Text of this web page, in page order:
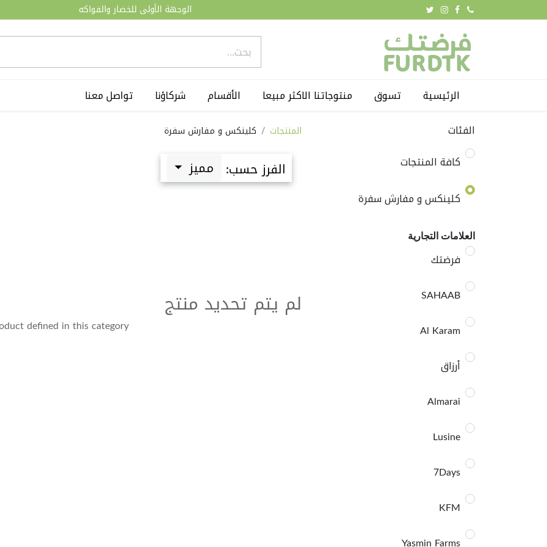
الوجهة الأولى للخضار والفواكه
الرئيسية تسوق منتوجاتنا الاكثر مبيعا الأقسام شركاؤنا
تواصل معنا
الفئات
كافة المنتجات
كلينكس و مفارش سفرة
العلامات التجارية
فرضتك
SAHAAB
Al Karam
أرزاق
Almarai
Lusine
7Days
KFM
المنتجات كلينكس و مفارش سفرة
الفرز حسب: مميز
لم يتم تحديد منتج
defined in this category.